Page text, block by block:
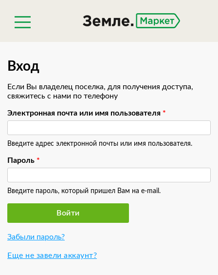
Вход
Если Вы владелец поселка, для получения доступа,
свяжитесь с нами по телефону
Электронная почта или имя пользователя *
Введите адрес электронной почты или имя пользователя.
Пароль *
Введите пароль, который пришел Вам на e-mail.
Забыли пароль?
Еще не завели аккаунт?